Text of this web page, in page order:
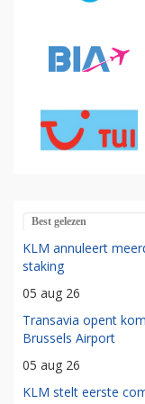
Best gelezen
KLM annuleert
staking
05 aug 26
Transavia opent
Brussels Airport
05 aug 26
KLM stelt eerste